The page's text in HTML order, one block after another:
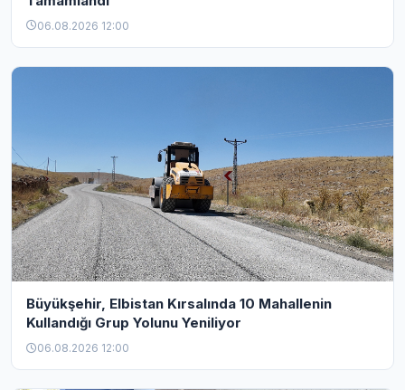
06.08.2026 12:00
Büyükşehir, Elbistan Kırsalında 10 Mahallenin
Kullandığı Grup Yolunu Yeniliyor
06.08.2026 12:00